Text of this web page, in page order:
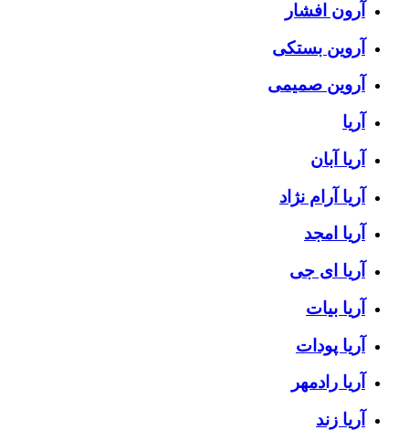
آرون افشار
آروین بستکی
آروین صمیمی
آریا
آریا آبان
آریا آرام نژاد
آریا امجد
آریا ای جی
آریا بیات
آریا پودات
آریا رادمهر
آریا زند